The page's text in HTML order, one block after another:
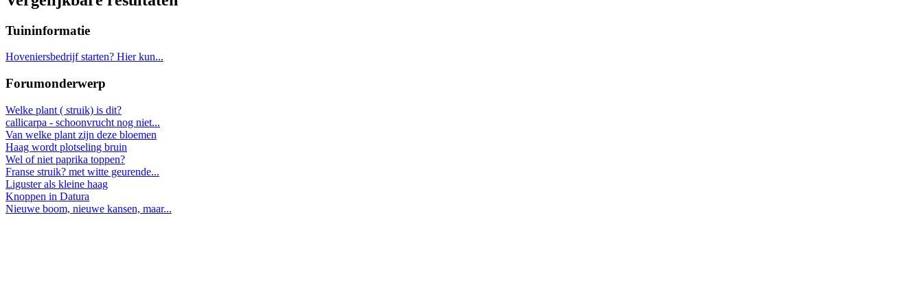
Tuininformatie
Hoveniersbedrijf starten? Hier kun...
Forumonderwerp
Welke plant ( struik) is dit?
callicarpa - schoonvrucht nog niet...
Van welke plant zijn deze bloemen
Haag wordt plotseling bruin
Wel of niet paprika toppen?
Franse struik? met witte geurende...
Liguster als kleine haag
Knoppen in Datura
Nieuwe boom, nieuwe kansen, maar...